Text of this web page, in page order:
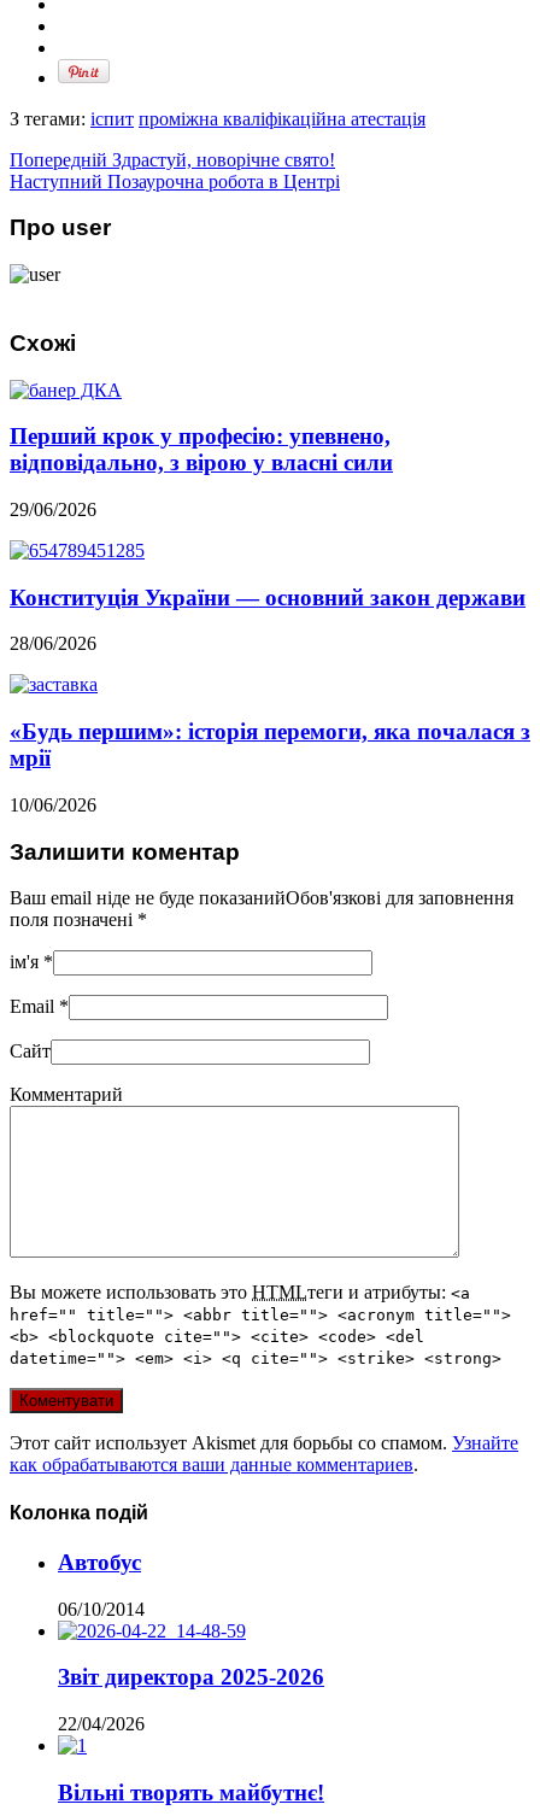
З тегами: іспит проміжна кваліфікаційна атестація
Попередній Здрастуй, новорічне свято!
Наступний Позаурочна робота в Центрі
Про user
Схожі
Перший крок у професію: упевнено,
відповідально, з вірою у власні сили
29/06/2026
Конституція України — основний закон держави
28/06/2026
«Будь першим»: історія перемоги, яка почалася з
мрії
10/06/2026
Залишити коментар
Ваш email ніде не буде показанийОбов'язкові для заповнення
поля позначені *
ім'я *
Email *
Сайт
Комментарий
Вы можете использовать это HTMLтеги и атрибуты: <a
href="" title=""> <abbr title=""> <acronym title="">
<b> <blockquote cite=""> <cite> <code> <del
datetime=""> <em> <i> <q cite=""> <strike> <strong>
Этот сайт использует Akismet для борьбы со спамом. Узнайте
как обрабатываются ваши данные комментариев.
Колонка подій
Автобус
06/10/2014
Звіт директора 2025-2026
22/04/2026
Вільні творять майбутнє!